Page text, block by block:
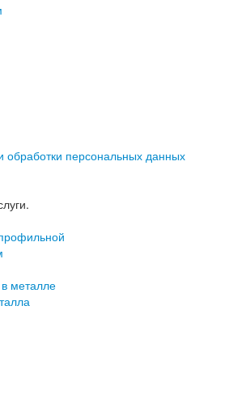
обработки персональных данных
металле